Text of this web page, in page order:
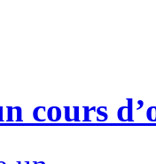
cours